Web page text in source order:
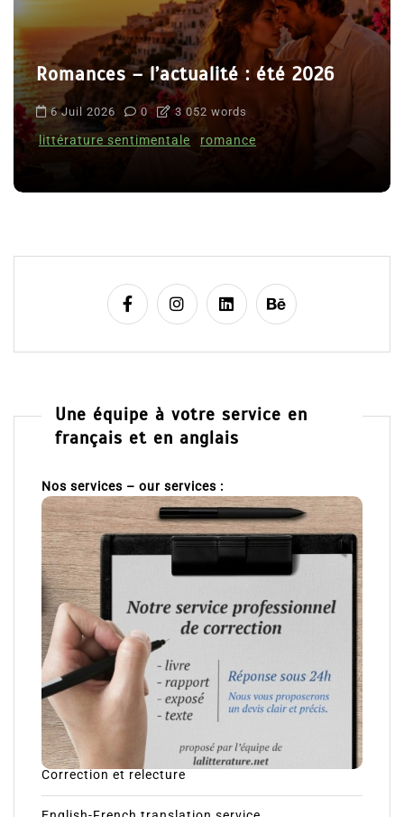
Romances – l’actualité : été 2026
6 Juil 2026 0 3 052 words
littérature sentimentale romance
Une équipe à votre service en
français et en anglais
Nos services – our services :
Correction et relecture